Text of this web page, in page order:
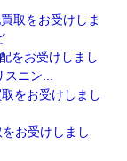
取をお受けしま
をお受けしまし
スニン...
をお受けしまし
お受けしまし